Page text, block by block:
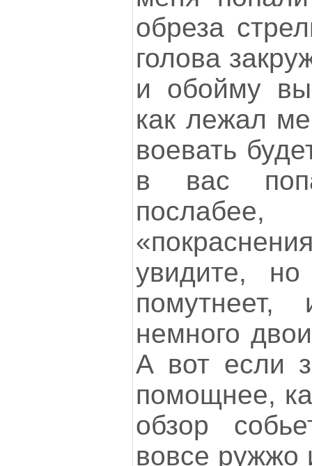
обреза
голова
и обойму
как лежал
воевать
в вас
послабее,
увидите,
немного
А вот если
помощнее,
обзор
вовсе ружжо